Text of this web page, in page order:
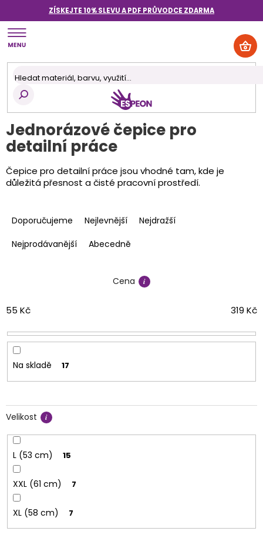
obsah
ZÍSKEJTE 10% SLEVU A PDF PRŮVODCE ZDARMA
Jednorázové čepice pro
detailní práce
Čepice pro detailní práce jsou vhodné tam, kde je
důležitá přesnost a čisté pracovní prostředí.
a
e
o
u
Doporučujeme Nejlevnější
Nejdražší
Nejprodávanější
Abecedně
Cena
55 Kč 319 Kč
Na skladě 17
Velikost
L (53 cm) 15
XXL (61 cm) 7
XL (58 cm) 7